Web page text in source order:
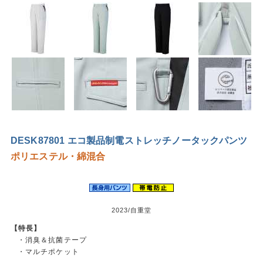
DESK87801 エコ製品制電ストレッチノータックパンツ
ポリエステル・綿混合
2023/自重堂
【特長】
・消臭＆抗菌テープ
・マルチポケット